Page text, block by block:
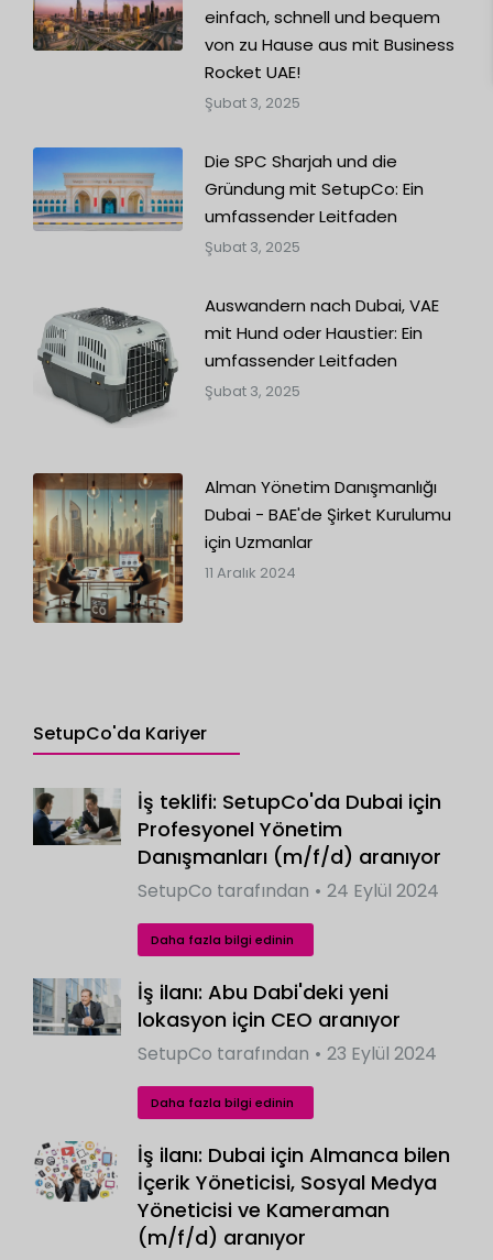
einfach, schnell und bequem
von zu Hause aus mit Business
Rocket UAE!
Şubat 3, 2025
Die SPC Sharjah und die
Gründung mit SetupCo: Ein
umfassender Leitfaden
Şubat 3, 2025
Auswandern nach Dubai, VAE
mit Hund oder Haustier: Ein
umfassender Leitfaden
Şubat 3, 2025
Alman Yönetim Danışmanlığı
Dubai - BAE'de Şirket Kurulumu
için Uzmanlar
11 Aralık 2024
SetupCo'da Kariyer
İş teklifi: SetupCo'da Dubai için
Profesyonel Yönetim
Danışmanları (m/f/d) aranıyor
SetupCo tarafından 24 Eylül 2024
Daha fazla bilgi edinin
İş ilanı: Abu Dabi'deki yeni
lokasyon için CEO aranıyor
SetupCo tarafından 23 Eylül 2024
Daha fazla bilgi edinin
İş ilanı: Dubai için Almanca bilen
İçerik Yöneticisi, Sosyal Medya
Yöneticisi ve Kameraman
(m/f/d) aranıyor